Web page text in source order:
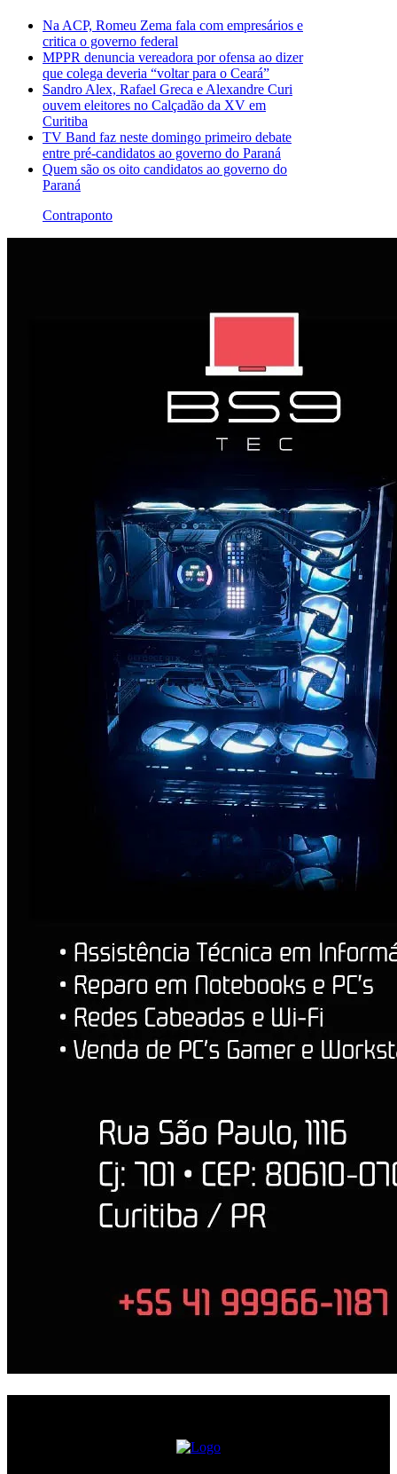
Na ACP, Romeu Zema fala com empresários e
critica o governo federal
MPPR denuncia vereadora por ofensa ao dizer
que colega deveria “voltar para o Ceará”
Sandro Alex, Rafael Greca e Alexandre Curi
ouvem eleitores no Calçadão da XV em
Curitiba
TV Band faz neste domingo primeiro debate
entre pré-candidatos ao governo do Paraná
Quem são os oito candidatos ao governo do
Paraná
Contraponto